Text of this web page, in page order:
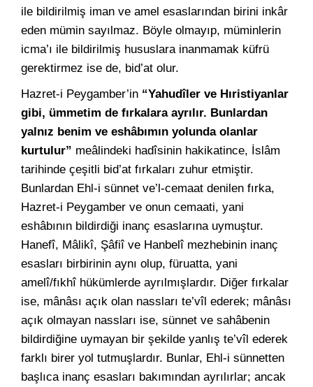
ile bildirilmiş iman ve amel esaslarından birini inkâr
eden mümin sayılmaz. Böyle olmayıp, müminlerin
icma’ı ile bildirilmiş hususlara inanmamak küfrü
gerektirmez ise de, bid’at olur.
Hazret-i Peygamber’in “Yahudîler ve Hıristiyanlar
gibi, ümmetim de fırkalara ayrılır. Bunlardan
yalnız benim ve eshâbımın yolunda olanlar
kurtulur” meâlindeki hadîsinin hakikatince, İslâm
tarihinde çeşitli bid’at fırkaları zuhur etmiştir.
Bunlardan Ehl-i sünnet ve’l-cemaat denilen fırka,
Hazret-i Peygamber ve onun cemaati, yani
eshâbının bildirdiği inanç esaslarına uymuştur.
Hanefî, Mâlikî, Şâfiî ve Hanbelî mezhebinin inanç
esasları birbirinin aynı olup, füruatta, yani
amelî/fıkhî hükümlerde ayrılmışlardır. Diğer fırkalar
ise, mânâsı açık olan nassları te’vîl ederek; mânâsı
açık olmayan nassları ise, sünnet ve sahâbenin
bildirdiğine uymayan bir şekilde yanlış te’vîl ederek
farklı birer yol tutmuşlardır. Bunlar, Ehl-i sünnetten
başlıca inanç esasları bakımından ayrılırlar; ancak